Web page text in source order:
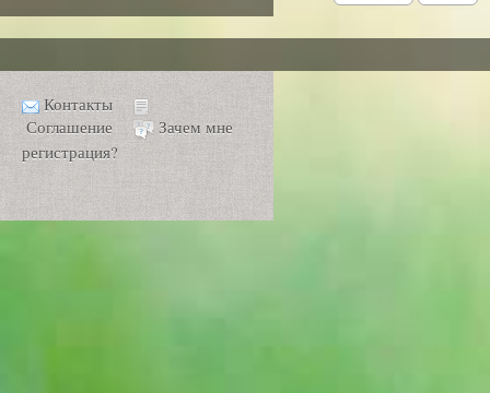
Контакты
Соглашение
Зачем мне
регистрация?